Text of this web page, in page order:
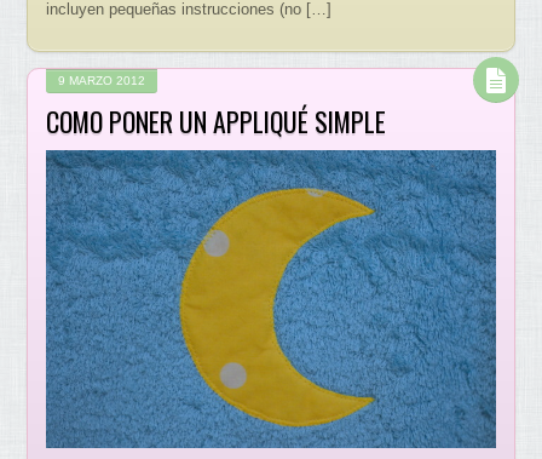
incluyen pequeñas instrucciones (no […]
9 MARZO 2012
COMO PONER UN APPLIQUÉ SIMPLE